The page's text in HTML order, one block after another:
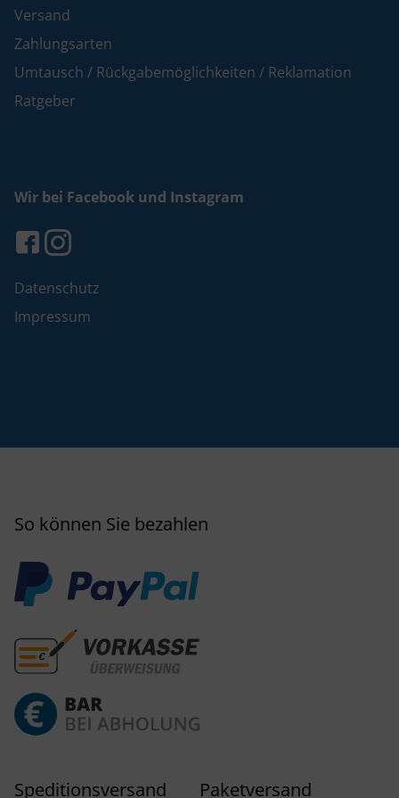
Versand
Zahlungsarten
Umtausch / Rückgabemöglichkeiten / Reklamation
Ratgeber
Wir bei Facebook und Instagram
Datenschutz
Impressum
So können Sie bezahlen
Speditionsversand Paketversand